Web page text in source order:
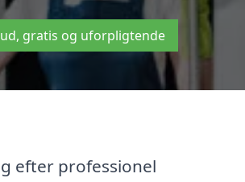
gratis og uforpligtende
efter professionel